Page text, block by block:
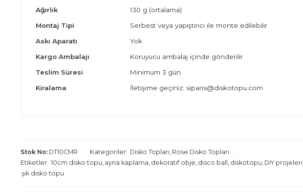
Ağırlık
130 g (ortalama)
Montaj Tipi
Serbest veya yapıştırıcı ile monte edilebilir
Askı Aparatı
Yok
Kargo Ambalajı
Koruyucu ambalaj içinde gönderilir
Teslim Süresi
Minimum 3 gün
Kiralama
İletişime geçiniz: siparis@diskotopu.com
Stok No: DT10CMR Kategoriler: Disko Topları Rose Disko Topları
Etiketler: 10cm disko topu ayna kaplama dekoratif obje disco ball diskotopu DIY projeleri
şık disko topu